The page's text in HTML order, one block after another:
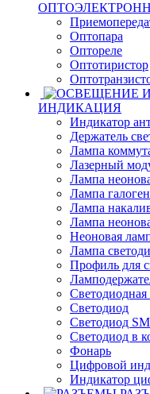
Оптопара
Оптореле
Оптотиристор
ИНДИКАЦИЯ
Индикатор
Держатель
Лампа
Лазерный
Лампа
Лампа
Лампа
Лампа
Неоновая
Лампа
Профиль для
Светодиодная
Светодиод
Светодиод
Светодиод в
Фонарь
Цифровой
Индикатор